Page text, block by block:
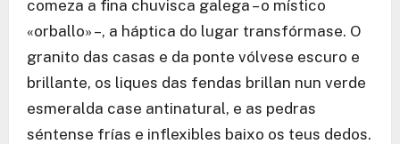
comeza a fina chuvisca galega – o místico
«orballo» –, a háptica do lugar transfórmase. O
granito das casas e da ponte vólvese escuro e
brillante, os liques das fendas brillan nun verde
esmeralda case antinatural, e as pedras
séntense frías e inflexibles baixo os teus dedos.